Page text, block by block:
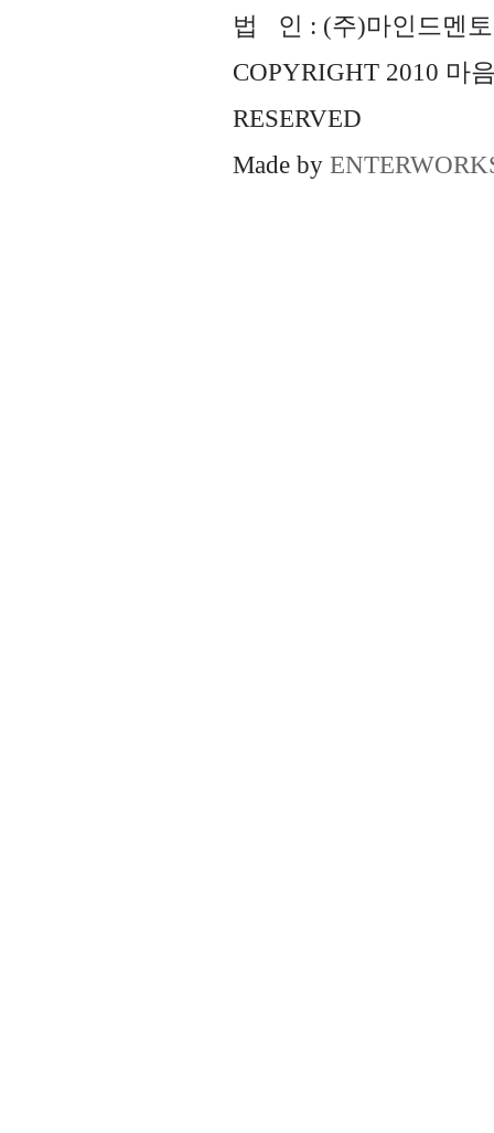
법 인 : (주)마인드멘토
COPYRIGHT 2010 마
RESERVED
Made by